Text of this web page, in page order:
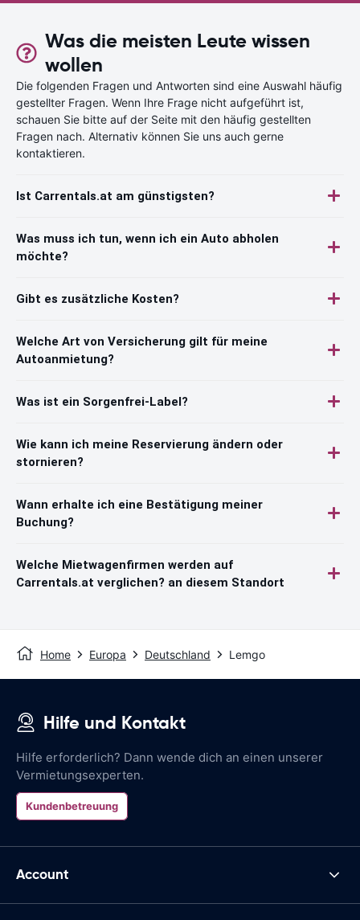
Was die meisten Leute wissen
wollen
Die folgenden Fragen und Antworten sind eine Auswahl häufig
gestellter Fragen. Wenn Ihre Frage nicht aufgeführt ist,
schauen Sie bitte auf der Seite mit den häufig gestellten
Fragen nach. Alternativ können Sie uns auch gerne
kontaktieren.
Ist Carrentals.at am günstigsten?
Was muss ich tun, wenn ich ein Auto abholen
möchte?
Gibt es zusätzliche Kosten?
Welche Art von Versicherung gilt für meine
Autoanmietung?
Was ist ein Sorgenfrei-Label?
Wie kann ich meine Reservierung ändern oder
stornieren?
Wann erhalte ich eine Bestätigung meiner
Buchung?
Welche Mietwagenfirmen werden auf
Carrentals.at verglichen? an diesem Standort
Home Europa Deutschland Lemgo
Hilfe und Kontakt
Hilfe erforderlich? Dann wende dich an einen unserer
Vermietungsexperten.
Kundenbetreuung
Account